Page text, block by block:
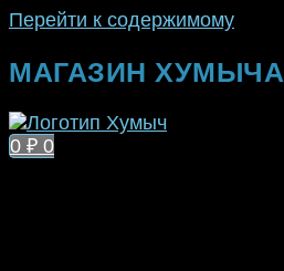
Перейти к содержимому
МАГАЗИН ХУМЫЧА
0 ₽ 0